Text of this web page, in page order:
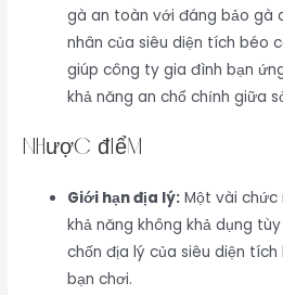
gà an toàn với đáng bảo gà
nhân của siêu diện tích béo
giúp công ty gia đình bạn
khả năng an chổ chính giữa
Nhược điểm
Giới hạn địa lý: Một vài chức
khả năng không khả dụng
chốn địa lý của siêu diện
bạn chơi.